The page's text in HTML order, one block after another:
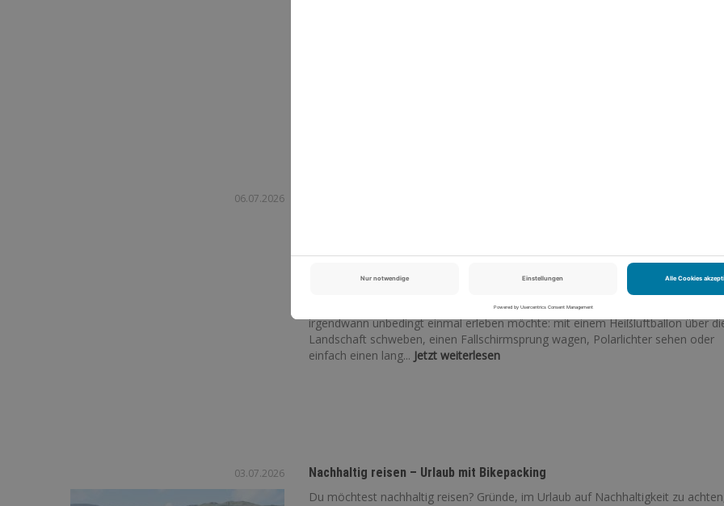
06.07.2026
Bucket List: 250 Ideen für Erlebnisse, Abenteuer und unglaubliche
Das Gefühl kennen wir doch alle oder? Es gibt einfach Dinge, die man
irgendwann unbedingt einmal erleben möchte: mit einem Heißluftballon über
Landschaft schweben, einen Fallschirmsprung wagen, Polarlichter sehen oder
einfach einen lang... Jetzt weiterlesen
03.07.2026
Nachhaltig reisen – Urlaub mit Bikepacking
Du möchtest nachhaltig reisen? Gründe, im Urlaub auf Nachhaltigkeit zu